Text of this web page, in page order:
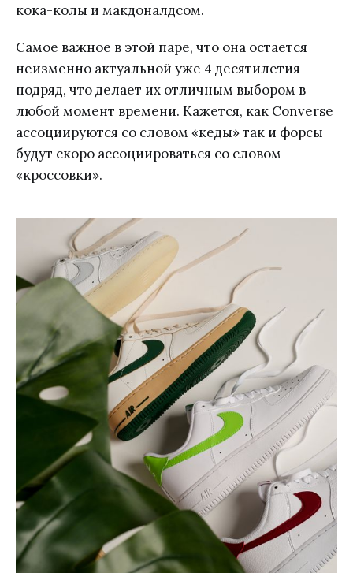
кока-колы и макдоналдсом.
Самое важное в этой паре, что она остается
неизменно актуальной уже 4 десятилетия
подряд, что делает их отличным выбором в
любой момент времени. Кажется, как Converse
ассоциируются со словом «кеды» так и форсы
будут скоро ассоциироваться со словом
«кроссовки».